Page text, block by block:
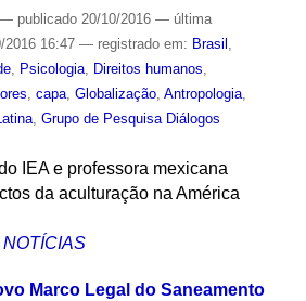
— publicado20/10/2016 — última
16:47 — registrado em: Brasil ,
, Psicologia, Direitos humanos,
, capa, Globalização, Antropologia,
, Grupo de Pesquisa Diálogos
IEA e professora mexicana
da aculturação na América
NOTÍCIAS
Marco Legal do Saneamento